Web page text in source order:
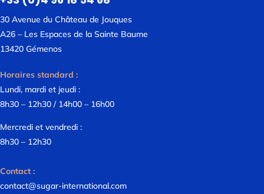
30 Avenue du Château de Jouques
A26 – Les Espaces de la Sainte Baume
13420 Gémenos
Horaires standard :
Lundi, mardi et jeudi :
8h30 – 12h30 / 14h00 – 16h00
Mercredi et vendredi :
8h30 – 12h30
Contact :
contact@sugar-international.com